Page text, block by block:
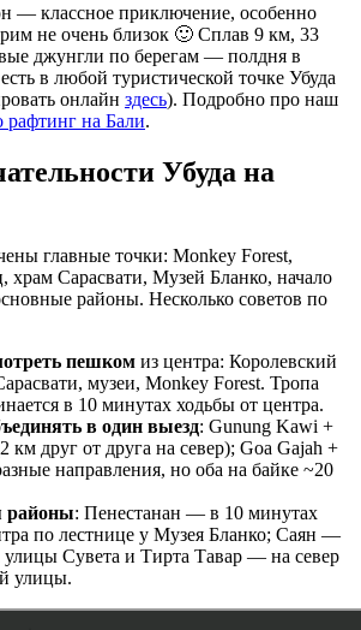
— классное приключение, особенно
не очень близок 🙂 Сплав 9 км, 33
джунгли по берегам — полдня в
в любой туристической точке Убуда
онлайн здесь). Подробно про наш
рафтинг на Бали.
Убуда на
главные точки: Monkey Forest,
храм Сарасвати, Музей Бланко, начало
районы. Несколько советов по
пешком из центра: Королевский
музеи, Monkey Forest. Тропа
в 10 минутах ходьбы от центра.
в один выезд: Gunung Kawi +
км друг от друга на север); Goa Gajah +
направления, но оба на байке ~20
районы: Пенестанан — в 10 минутах
по лестнице у Музея Бланко; Саян —
улицы Сувета и Тирта Тавар — на север
улицы.